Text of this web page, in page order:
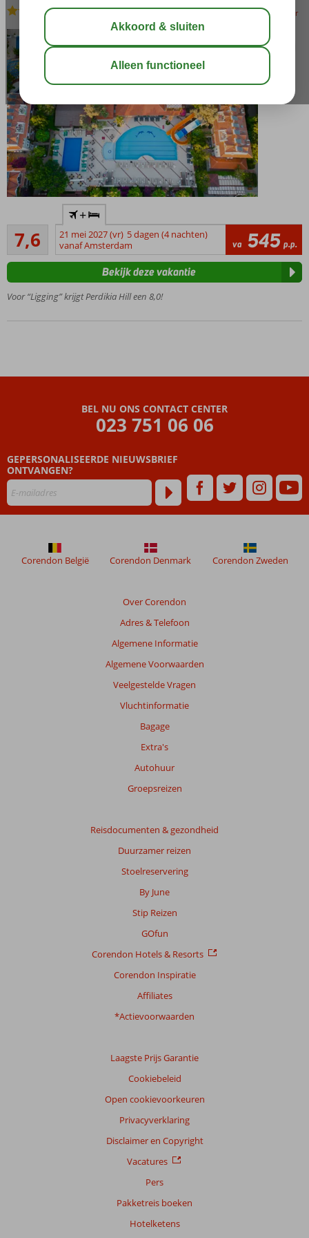
All Inclusive-Hotel bewaar
groene
omgeving
Zwembad
activiteiten
7,6
8
beoordelingen
+
21 mei 2027 (vr) 5 dagen (4 nachten)
vanaf Amsterdam
va 545 p.p.
Voor “Ligging” krijgt Perdikia Hill een 8,0!
Bekijk deze vakantie
BEL NU ONS CONTACT CENTER
023 751 06 06
GEPERSONALISEERDE NIEUWSBRIEF
ONTVANGEN?
Over Corendon
Adres & Telefoon
Algemene Informatie
Algemene Voorwaarden
Veelgestelde Vragen
Vluchtinformatie
Bagage
Extra's
Autohuur
Groepsreizen
Reisdocumenten & gezondheid
Duurzamer reizen
Stoelreservering
By June
Stip Reizen
GOfun
Corendon Hotels & Resorts
Corendon Inspiratie
Affiliates
*Actievoorwaarden
Laagste Prijs Garantie
Cookiebeleid
Open cookievoorkeuren
Privacyverklaring
Disclaimer en Copyright
Vacatures
Pers
Pakketreis boeken
Hotelketens
Corendon België Corendon Denmark Corendon Zweden